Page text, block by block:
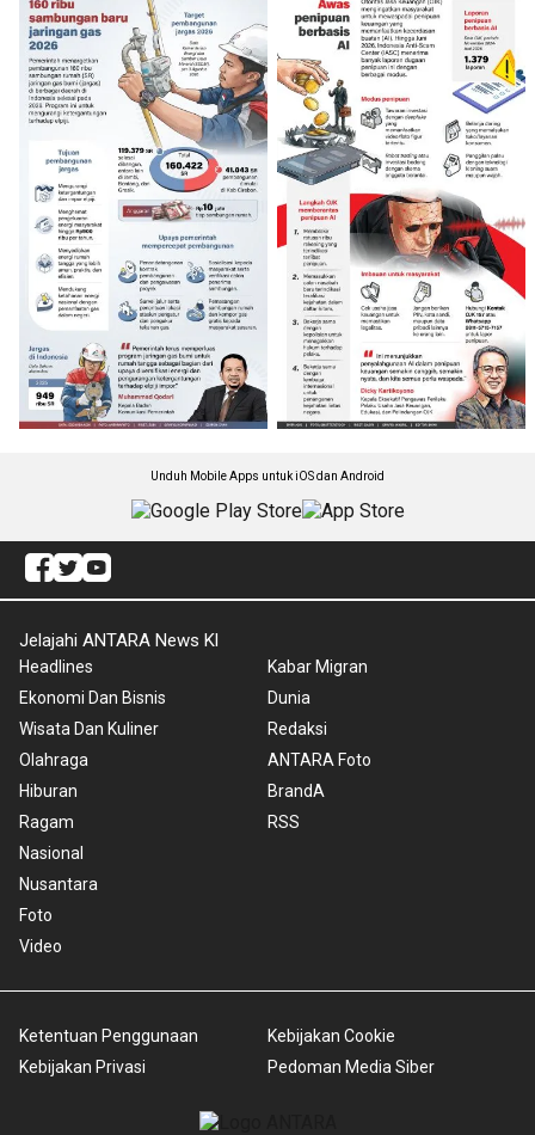
Unduh Mobile Apps untuk iOS dan Android
Jelajahi ANTARA News Kl
Headlines
Ekonomi Dan Bisnis
Wisata Dan Kuliner
Olahraga
Hiburan
Ragam
Nasional
Nusantara
Foto
Video
Kabar Migran
Dunia
Redaksi
ANTARA Foto
BrandA
RSS
Ketentuan Penggunaan
Kebijakan Privasi
Kebijakan Cookie
Pedoman Media Siber